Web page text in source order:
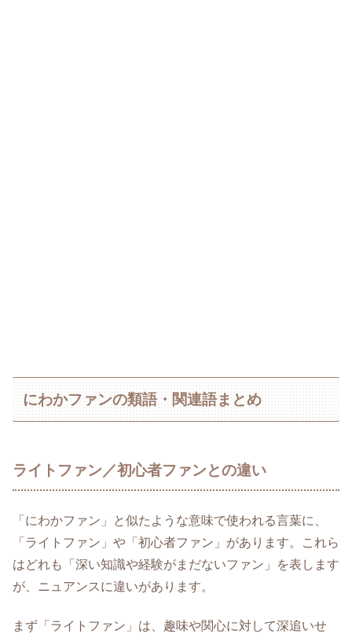
にわかファンの類語・関連語まとめ
ライトファン／初心者ファンとの違い
「にわかファン」と似たような意味で使われる言葉に、
「ライトファン」や「初心者ファン」があります。これら
はどれも「深い知識や経験がまだないファン」を表します
が、ニュアンスに違いがあります。
まず「ライトファン」は、趣味や関心に対して深追いせ